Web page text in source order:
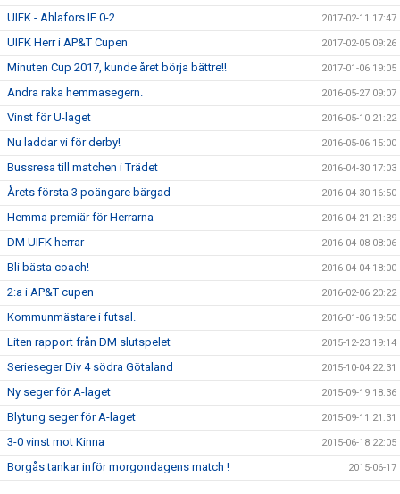
UIFK - Ahlafors IF 0-2 2017-02-11 17:47
UIFK Herr i AP&T Cupen 2017-02-05 09:26
Minuten Cup 2017, kunde året börja bättre!! 2017-01-06 19:05
Andra raka hemmasegern. 2016-05-27 09:07
Vinst för U-laget 2016-05-10 21:22
Nu laddar vi för derby! 2016-05-06 15:00
Bussresa till matchen i Trädet 2016-04-30 17:03
Årets första 3 poängare bärgad 2016-04-30 16:50
Hemma premiär för Herrarna 2016-04-21 21:39
DM UIFK herrar 2016-04-08 08:06
Bli bästa coach! 2016-04-04 18:00
2:a i AP&T cupen 2016-02-06 20:22
Kommunmästare i futsal. 2016-01-06 19:50
Liten rapport från DM slutspelet 2015-12-23 19:14
Serieseger Div 4 södra Götaland 2015-10-04 22:31
Ny seger för A-laget 2015-09-19 18:36
Blytung seger för A-laget 2015-09-11 21:31
3-0 vinst mot Kinna 2015-06-18 22:05
Borgås tankar inför morgondagens match ! 2015-06-17